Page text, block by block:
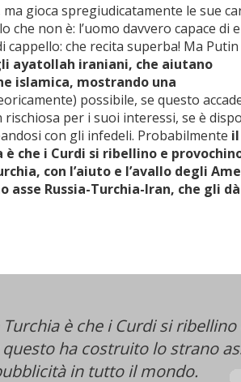
gioca spregiudicatamente le sue
non è: l’uomo davvero capace di
che recita superba! Ma Putin
ayatollah iraniani, che aiutano
islamica, mostrando una
possibile, se questo
per i suoi interessi, se è
con gli infedeli. Probabilmente il
che i Curdi si ribellino e
con l’aiuto e l’avallo degli
asse Russia-Turchia-Iran, che gli dà
è che i Curdi si ribellino
ha costruito lo strano
in tutto il mondo.